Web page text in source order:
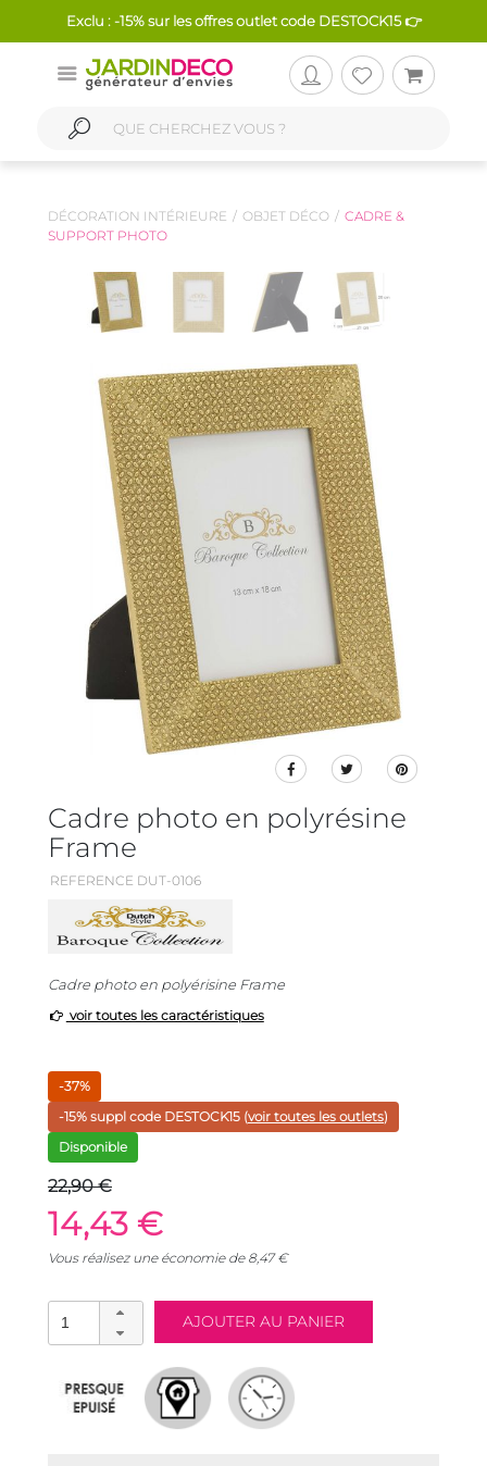
Exclu : -15% sur les offres outlet code DESTOCK15 👉
DÉCORATION INTÉRIEURE OBJET DÉCO
CADRE &
SUPPORT PHOTO
Cadre photo en polyrésine
Frame
REFERENCE DUT-0106
Cadre photo en polyérisine Frame
voir toutes les caractéristiques
-37%
-15% suppl code DESTOCK15 (voir toutes les outlets)
Disponible
22,90 €
14,43 €
Vous réalisez une économie de 8,47€